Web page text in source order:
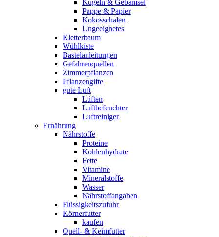
Kugeln & Gebamsel
Pappe & Papier
Kokosschalen
Ungeeignetes
Kletterbaum
Wühlkiste
Bastelanleitungen
Gefahrenquellen
Zimmerpflanzen
Pflanzengifte
gute Luft
Lüften
Luftbefeuchter
Luftreiniger
Ernährung
Nährstoffe
Proteine
Kohlenhydrate
Fette
Vitamine
Mineralstoffe
Wasser
Nährstoffangaben
Flüssigkeitszufuhr
Körnerfutter
kaufen
Quell- & Keimfutter